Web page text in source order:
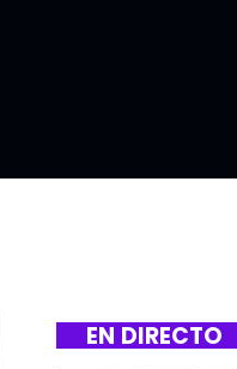
EN DIRECTO